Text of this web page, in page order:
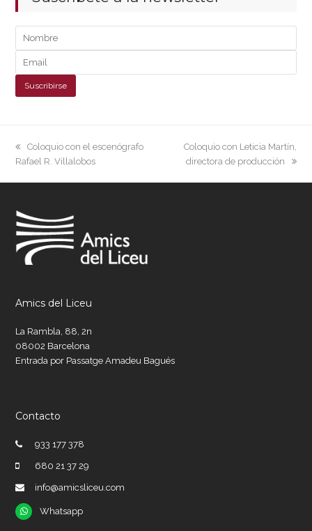
previous
post:
Coloquio con el escenógrafo
Rafael R. Villalobos
next
post:
Coloquio con Leticia Martín,
directora de producción
Amics del Liceu
La Rambla, 88, 2n
08002 Barcelona
Entrada por Passatge Amadeu Bagués
Contacto
933 177 378
680 21 37 29
info@amicsliceu.com
Whatsapp
Whatsapp